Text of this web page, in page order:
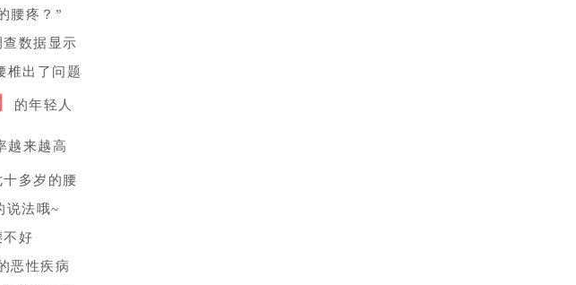
腰疼？”
数据显示
椎出了问题
的年轻人
越来越高
多岁的腰
说法哦~
不好
恶性疾病